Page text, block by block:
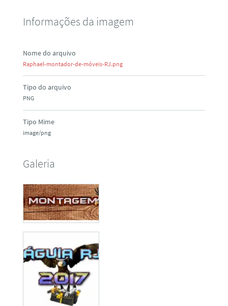
Informações da imagem
Nome do arquivo
Raphael-montador-de-móveis-RJ.png
Tipo do arquivo
PNG
Tipo Mime
image/png
Galeria